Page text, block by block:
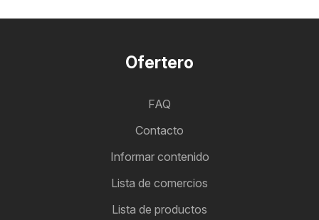
Ofertero
FAQ
Contacto
Informar contenido
Lista de comercios
Lista de productos